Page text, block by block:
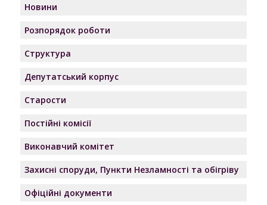
Новини
Розпорядок роботи
Структура
Депутатський корпус
Старости
Постійні комісії
Виконавчий комітет
Захисні споруди, Пункти Незламності та обігріву
Офіційні документи